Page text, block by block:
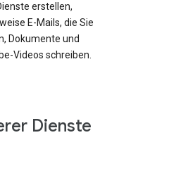
erstellen,
E-Mails, die Sie
Dokumente und
Videos schreiben.
Dienste